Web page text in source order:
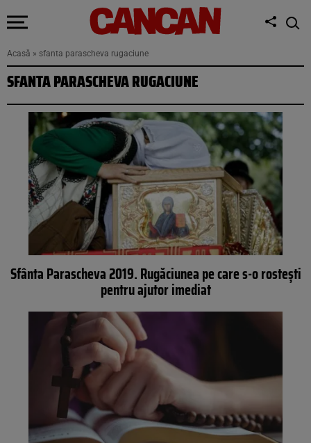
Acasă » sfanta parascheva rugaciune
SFANTA PARASCHEVA RUGACIUNE
Sfânta Parascheva 2019. Rugăciunea pe care s-o rostești
pentru ajutor imediat